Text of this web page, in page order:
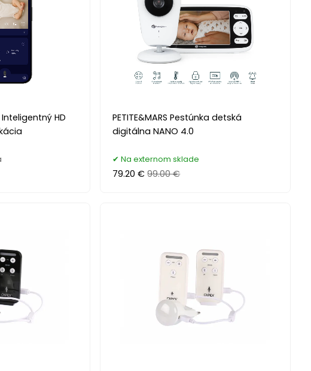
HD
PETITE&MARS Pestúnka detská
digitálna NANO 4.0
Na externom sklade
79.20 € 99.00 €